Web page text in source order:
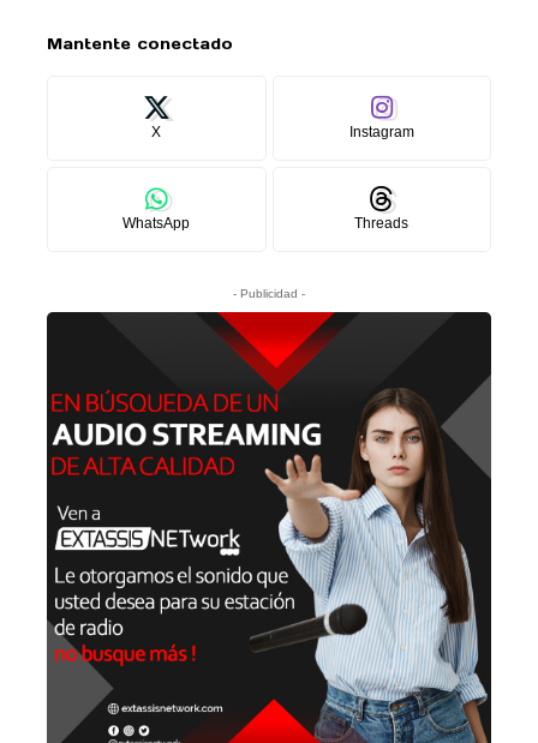
Mantente conectado
X Instagram
WhatsApp Threads
- Publicidad -